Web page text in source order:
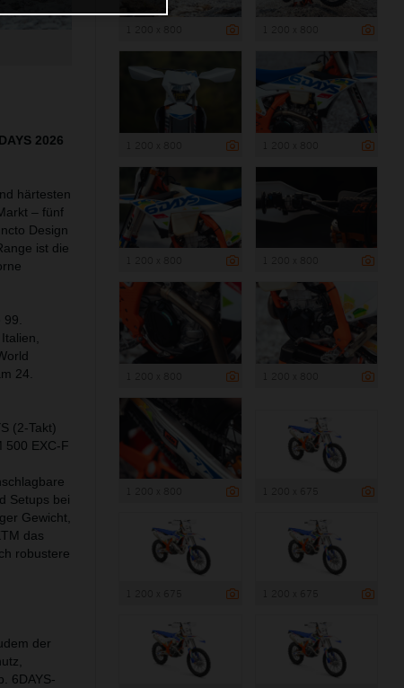
2026
härtesten
– fünf
Design
ist die
99.
24.
(2-Takt)
500 EXC-F
Setups bei
Gewicht,
das
robustere
der
6DAYS-